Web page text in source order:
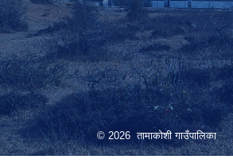
© 2026 तामाकोशी गाउँपालिका